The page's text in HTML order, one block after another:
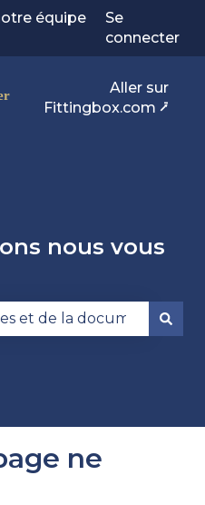
menu pour les
équipe
Se
connecter
Aller sur
Fittingbox.com ⭷
nous vous
ne